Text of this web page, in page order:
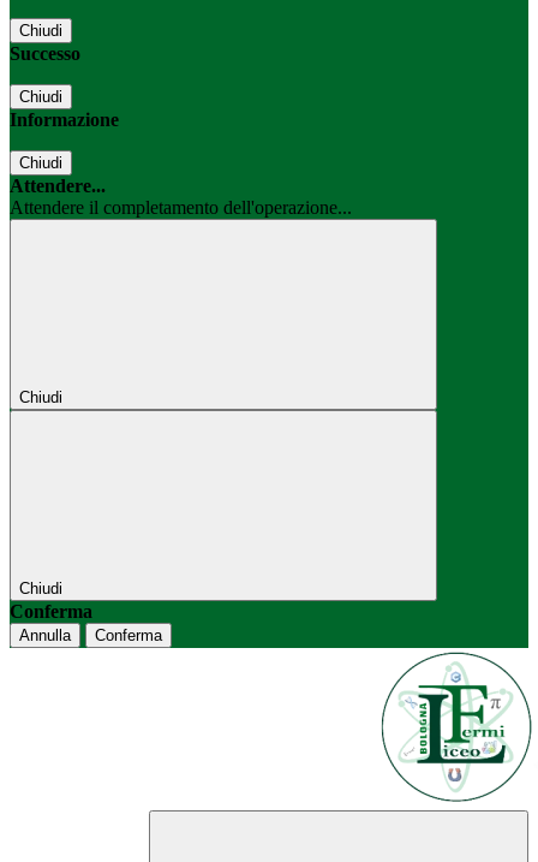
Chiudi
Successo
Chiudi
Informazione
Chiudi
Attendere...
Attendere il completamento dell'operazione...
Chiudi
Chiudi
Conferma
Annulla Conferma